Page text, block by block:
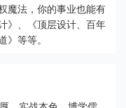
魔法，你的事业也能有
》、《顶层设计、百年
》等等。